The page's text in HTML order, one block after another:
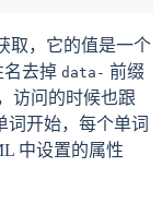
取，它的值是一个
名去掉 data- 前缀
访问的时候也跟
词开始，每个单词
中设置的属性